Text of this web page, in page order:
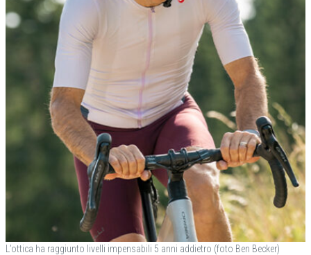
L’ottica ha raggiunto livelli impensabili 5 anni addietro (foto Ben Becker)